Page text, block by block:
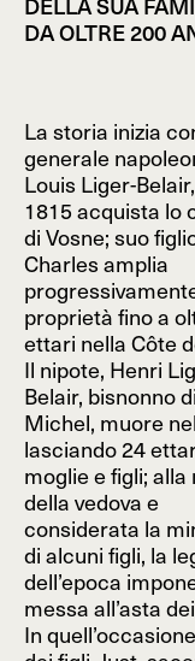
DA OLTRE 200
La storia inizia
generale
Louis Liger-
1815 acquista lo
di Vosne; suo
Charles amplia
proprietà fino a
ettari nella Côte
Il nipote, Henri
Belair, bisnonno
Michel, muore
lasciando 24
moglie e figli;
della vedova e
considerata la
di alcuni figli, la
dell’epoca
messa all’asta
In